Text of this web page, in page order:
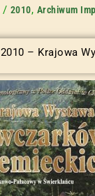
/ 2010, Archiwum
– Krajowa